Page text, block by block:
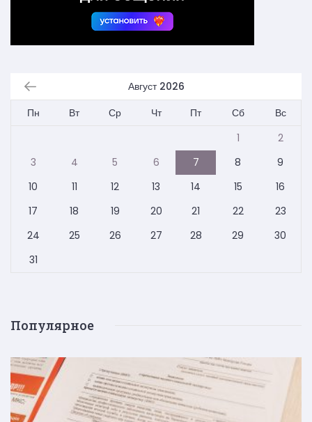
Август 2026
Пн
Вт Ср Чт Пт Сб
Вс
1
2
3
4 5 6 7 8
9
10
11 12 13 14 15
16
17
18 19 20 21 22
23
24
25 26 27 28 29
30
31
Популярное